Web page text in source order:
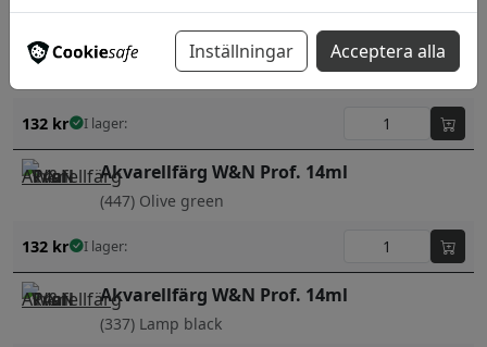
Akvarellfärg W&N Prof. 14ml
(425) Naples yellow deep
132 kr I lager:
Akvarellfärg W&N Prof. 14ml
(447) Olive green
132 kr I lager:
Akvarellfärg W&N Prof. 14ml
(337) Lamp black
Inställningar Acceptera alla